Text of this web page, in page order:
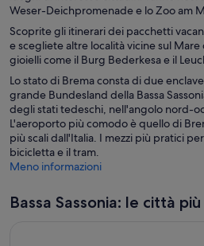
s
r
a
r
f
i
n
e
s
t
r
a
Weser-Deichpromenade e lo Zoo am
Scoprite gli itinerari dei pacchetti
e scegliete altre località vicine sul
gioielli come il Burg Bederkesa e il
Lo stato di Brema consta di due
grande Bundesland della Bassa
degli stati tedeschi, nell'angolo nord-
L'aeroporto più comodo è quello di
più scali dall'Italia. I mezzi più pratici
bicicletta e il tram.
Meno informazioni
Bassa Sassonia: le città